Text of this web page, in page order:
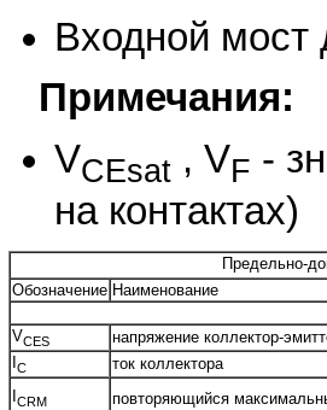
Входной мост
Примечания:
VCEsat , VF -
на контактах)
Предельно-
Обозначение Наименование
VCES
напряжение коллектор-
IC
ток коллектора
ICRM
повторяющийся